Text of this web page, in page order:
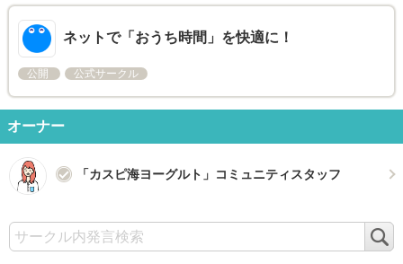
ネットで「おうち時間」を快適に！
公開 公式サークル
オーナー
「カスピ海ヨーグルト」コミュニティスタッフ